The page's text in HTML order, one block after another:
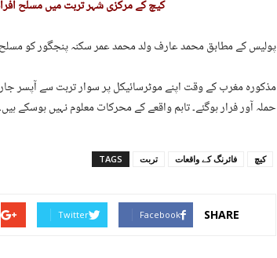
کیچ کے مرکزی شہر تربت میں مسلح
پولیس کے مطابق محمد عارف ولد محمد عمر سکنہ پنجگور کو مسلح
مذکورہ مغرب کے وقت اپنے موٹرسائیکل پر سوار تربت سے آپسر
حملہ آور فرار ہوگئے۔ تاہم واقعے کے محرکات معلوم نہیں ہوسکے
TAGS تربت فائرنگ کے واقعات کیچ
SHARE
Facebook
Twitter